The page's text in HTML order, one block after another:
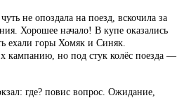
не опоздала на поезд, вскочила за
Хорошее начало! В купе оказались
ехали горы Хомяк и Синяк.
кампанию, но под стук колёс поезда —
где? повис вопрос. Ожидание,